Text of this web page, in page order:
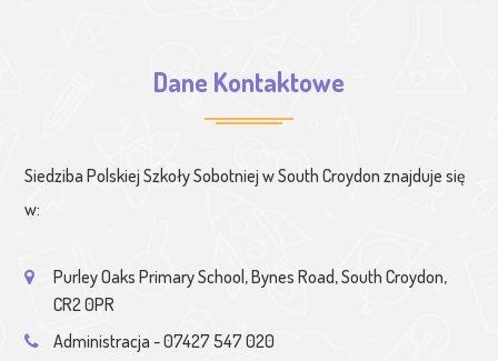
Dane Kontaktowe
Siedziba Polskiej Szkoły Sobotniej w South Croydon znajduje się
w:
Purley Oaks Primary School, Bynes Road, South Croydon,
CR2 0PR
Administracja - 07427 547 020